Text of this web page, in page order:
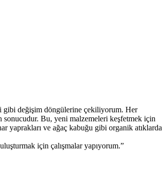
gibi değişim döngülerine çekiliyorum. Her
Bu, yeni malzemeleri keşfetmek için
yaprakları ve ağaç kabuğu gibi organik atıklarda
için çalışmalar yapıyorum.”